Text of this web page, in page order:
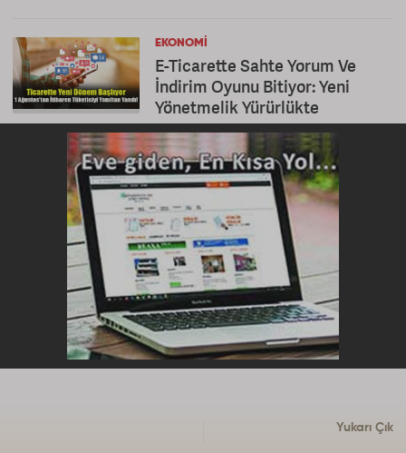
EKONOMI
E-Ticarette Sahte Yorum Ve
İndirim Oyunu Bitiyor: Yeni
Yönetmelik Yürürlükte
Yukarı Çık